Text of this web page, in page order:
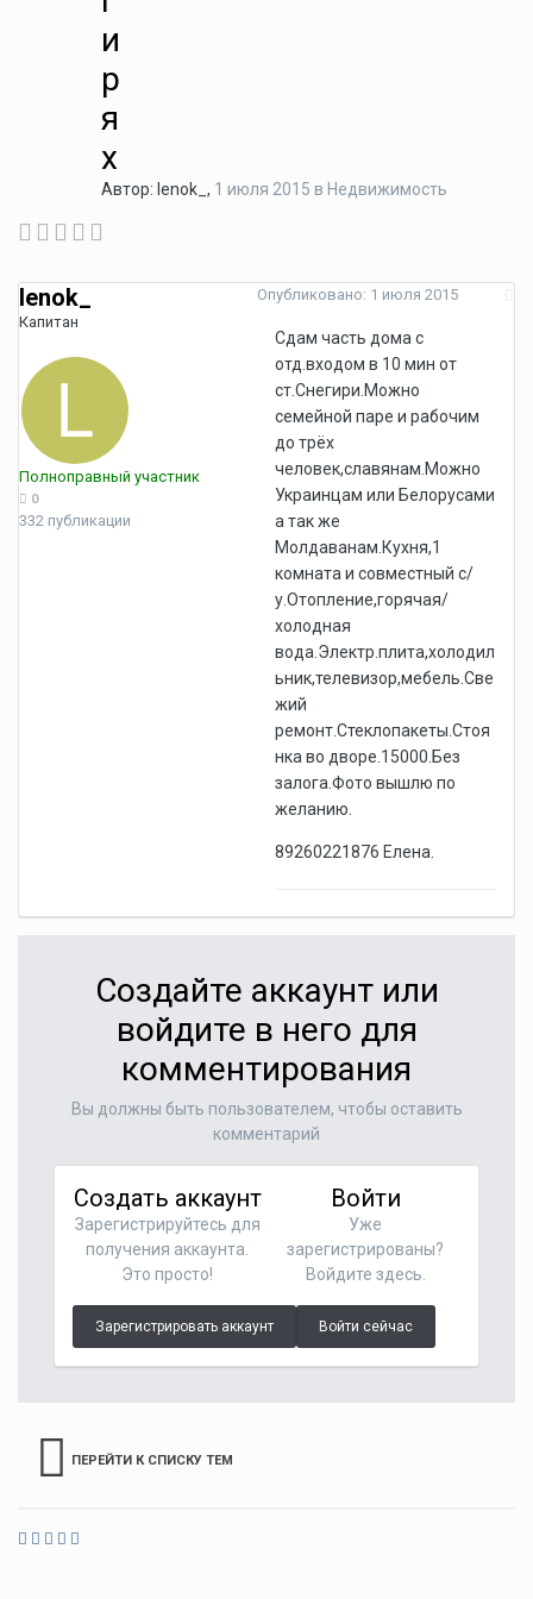
и
р
я
х
Автор: lenok_ , 1 июля 2015 в Недвижимость
lenok_
Капитан
Полноправный участник
0
332 публикации
Опубликовано: 1 июля 2015
Сдам часть дома с
отд.входом в 10 мин от
ст.Снегири.Можно
семейной паре и рабочим
до трёх
человек,славянам.Можно
Украинцам или Белорусами
а так же
Молдаванам.Кухня,1
комната и совместный с/
у.Отопление,горячая/
холодная
вода.Электр.плита,холодил
ьник,телевизор,мебель.Све
жий
ремонт.Стеклопакеты.Стоя
нка во дворе.15000.Без
залога.Фото вышлю по
желанию.
89260221876 Елена.
Создайте аккаунт или
войдите в него для
комментирования
Вы должны быть пользователем, чтобы оставить
комментарий
Создать аккаунт
Зарегистрируйтесь для
получения аккаунта.
Это просто!
Зарегистрировать аккаунт
Войти
Уже
зарегистрированы?
Войдите здесь.
Войти сейчас
ПЕРЕЙТИ К СПИСКУ ТЕМ